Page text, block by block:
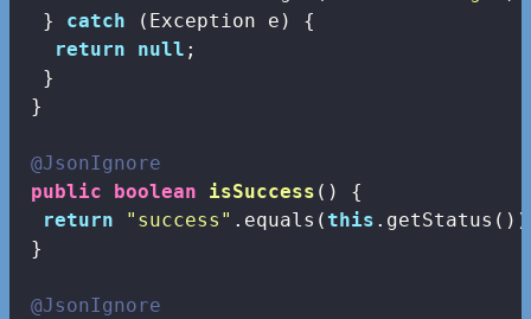
  }
catch (Exception e) {
return
null ;
  }
}
@JsonIgnore
public
boolean isSuccess ()
{
return
"success" .equals(this
}
@JsonIgnore